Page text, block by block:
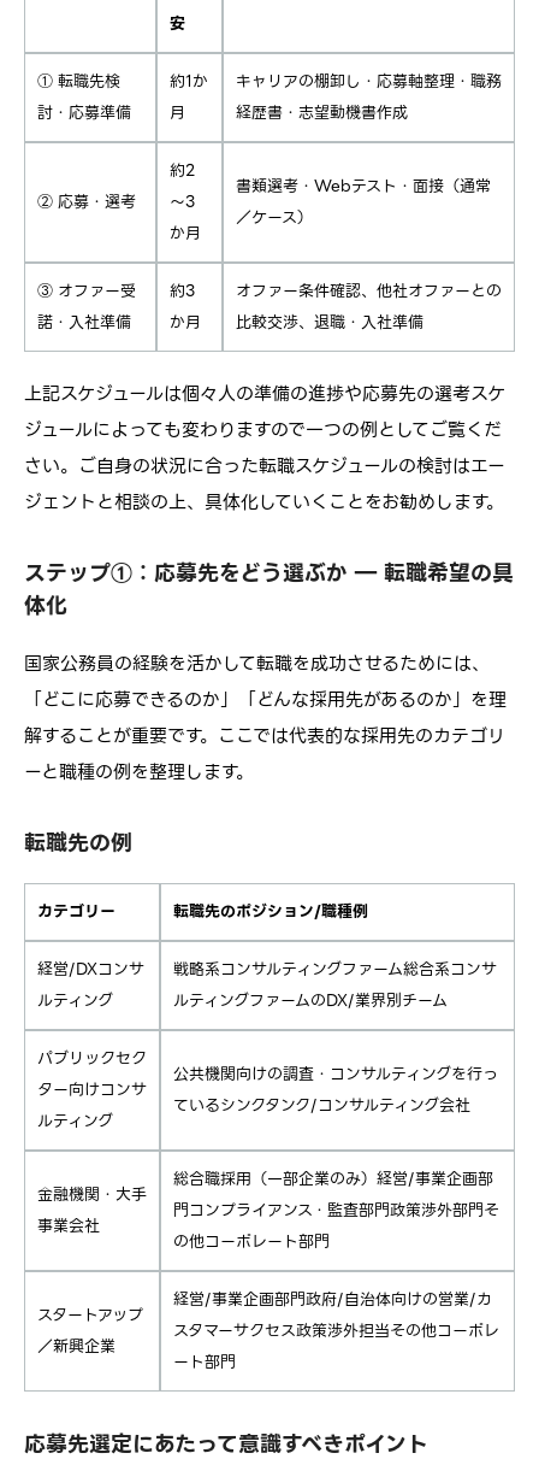
安
① 転職先検
討・応募準備
約1か
月
キャリアの棚卸し・応募軸整理・職務
経歴書・志望動機書作成
② 応募・選考
約2
～3
か月
書類選考・Webテスト・面接（通常
／ケース）
③ オファー受
諾・入社準備
約3
か月
オファー条件確認、他社オファーとの
比較交渉、退職・入社準備
上記スケジュールは個々人の準備の進捗や応募先の選考スケ
ジュールによっても変わりますので一つの例としてご覧くだ
さい。ご自身の状況に合った転職スケジュールの検討はエー
ジェントと相談の上、具体化していくことをお勧めします。
ステップ①：応募先をどう選ぶか ― 転職希望の具
体化
国家公務員の経験を活かして転職を成功させるためには、
「どこに応募できるのか」「どんな採用先があるのか」を理
解することが重要です。ここでは代表的な採用先のカテゴリ
ーと職種の例を整理します。
転職先の例
カテゴリー 転職先のポジション/職種例
経営/DXコンサ
ルティング
戦略系コンサルティングファーム総合系コンサ
ルティングファームのDX/業界別チーム
パブリックセク
ター向けコンサ
ルティング
公共機関向けの調査・コンサルティングを行っ
ているシンクタンク/コンサルティング会社
金融機関・大手
事業会社
総合職採用（一部企業のみ）経営/事業企画部
門コンプライアンス・監査部門政策渉外部門そ
の他コーポレート部門
スタートアップ
／新興企業
経営/事業企画部門政府/自治体向けの営業/カ
スタマーサクセス政策渉外担当その他コーポレ
ート部門
応募先選定にあたって意識すべきポイント